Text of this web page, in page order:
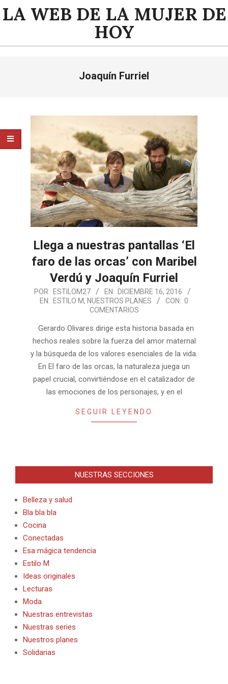
Saltar
alLA WEB DE LA MUJER DE
HOY
Joaquín Furriel
Llega a nuestras pantallas ‘El
faro de las orcas’ con Maribel
Verdú y Joaquín Furriel
2016-
12-
POR: ESTILOM27 EN: DICIEMBRE 16, 2016
EN: ESTILO M, NUESTROS PLANES CON: 0
COMENTARIOS
Gerardo Olivares dirige esta historia basada en
hechos reales sobre la fuerza del amor maternal
y la búsqueda de los valores esenciales de la vida.
En El faro de las orcas, la naturaleza juega un
papel crucial, convirtiéndose en el catalizador de
las emociones de los personajes, y en el
SEGUIR LEYENDO
NUESTRAS SECCIONES
Belleza y salud
Bla bla bla
Cocina
Conectadas
Esa mágica tendencia
Estilo M
Ideas originales
Lecturas
Moda
Nuestras entrevistas
Nuestras series
Nuestros planes
Solidarias